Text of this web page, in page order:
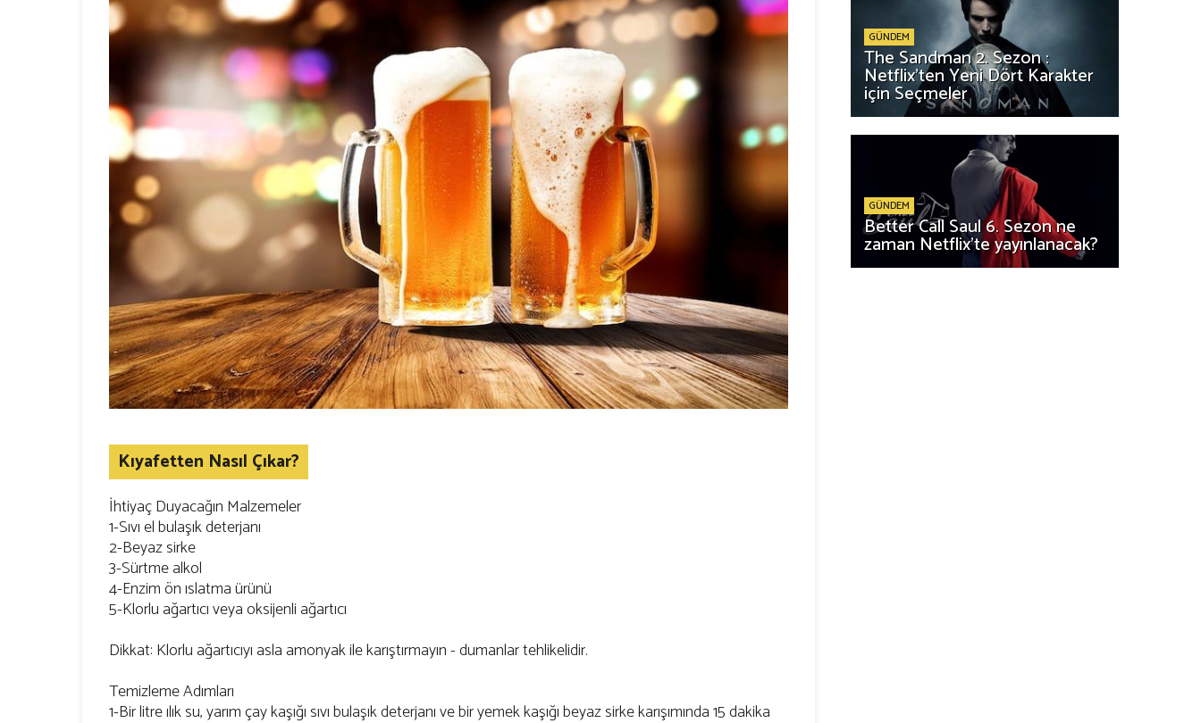
Kıyafetten Nasıl Çıkar?
İhtiyaç Duyacağın Malzemeler
1-Sıvı el bulaşık deterjanı
2-Beyaz sirke
3-Sürtme alkol
4-Enzim ön ıslatma ürünü
5-Klorlu ağartıcı veya oksijenli ağartıcı
Dikkat: Klorlu ağartıcıyı asla amonyak ile karıştırmayın - dumanlar tehlikelidir.
Temizleme Adımları
1-Bir litre ılık su, yarım çay kaşığı sıvı bulaşık deterjanı ve bir yemek kaşığı beyaz sirke karışımında 15 dakika
GÜNDEM
The Sandman 2. Sezon :
Netflix'ten Yeni Dört Karakter
için Seçmeler
GÜNDEM
Better Call Saul 6. Sezon ne
zaman Netflix'te yayınlanacak?